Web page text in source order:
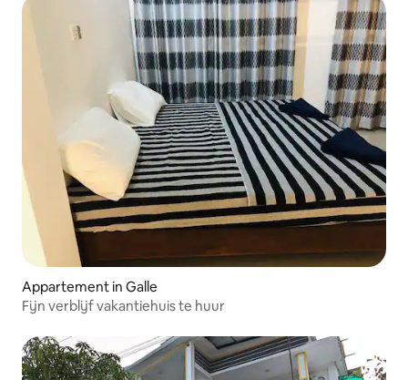
Appartement in Galle
Fijn verblijf vakantiehuis te huur